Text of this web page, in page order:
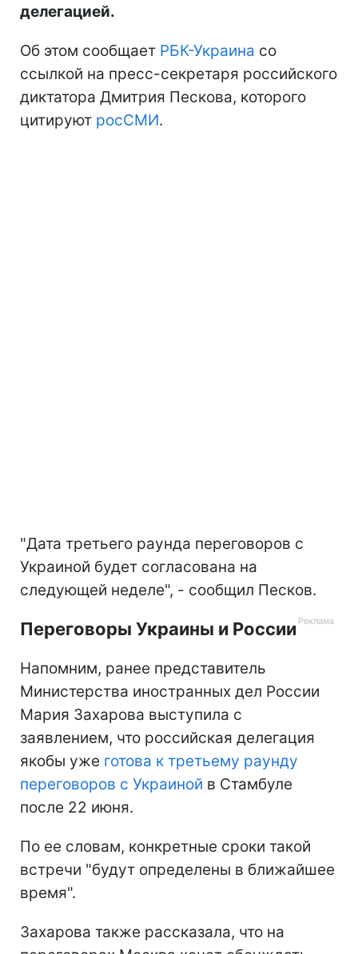
делегацией.
Об этом сообщает РБК-Украина со
ссылкой на пресс-секретаря российского
диктатора Дмитрия Пескова, которого
цитируют росСМИ.
"Дата третьего раунда переговоров с
Украиной будет согласована на
следующей неделе", - сообщил Песков.
Переговоры Украины и России
Напомним, ранее представитель
Министерства иностранных дел России
Мария Захарова выступила с
заявлением, что российская делегация
якобы уже готова к третьему раунду
переговоров с Украиной в Стамбуле
после 22 июня.
По ее словам, конкретные сроки такой
встречи "будут определены в ближайшее
время".
Захарова также рассказала, что на